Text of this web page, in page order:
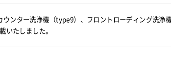
ウンター洗浄機（type9）、フロントローディング洗浄
いたしました。